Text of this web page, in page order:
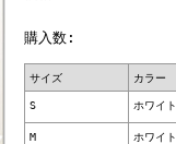
購入数:
サイズ カラー
S ホワイト
M ホワイト